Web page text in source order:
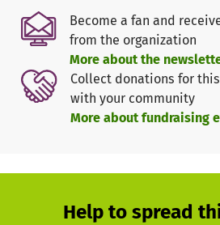
Es wird entweder dort kastriert
Räumlichkeiten der Gemeinden.
mobil sind, fahren wir sogar zu
Unser Team aus Deutschland ist
vor Ort, um den Kontakt zu pflegen
ein Bild vor Ort zu machen.
Become a fan and
from the organization
More about the
Collect donations for
with your community
More about fundraising
Help to spread